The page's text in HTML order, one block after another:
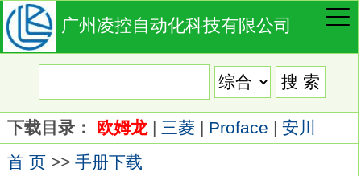
广州凌控自动化科技有限公司
下载目录： 欧姆龙| 三菱| Proface | 安川
首 页>> 手册下载